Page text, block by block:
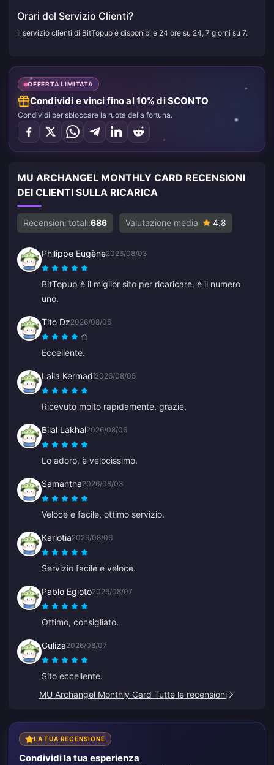
Orari del Servizio Clienti?
Il servizio clienti di BitTopup è disponibile 24 ore su 24, 7 giorni su 7.
OFFERTA LIMITATA
Condividi e vinci fino al 10% di SCONTO
Condividi per sbloccare la ruota della fortuna.
MU ARCHANGEL MONTHLY CARD RECENSIONI
DEI CLIENTI SULLA RICARICA
Recensioni totali:686 Valutazione media 4.8
Philippe Eugène2026/08/03
BitTopup è il miglior sito per ricaricare, è il numero
uno.
Tito Dz2026/08/06
Eccellente.
Laila Kermadi2026/08/05
Ricevuto molto rapidamente, grazie.
Bilal Lakhal2026/08/06
Lo adoro, è velocissimo.
Samantha2026/08/03
Veloce e facile, ottimo servizio.
Karlotia2026/08/06
Servizio facile e veloce.
Pablo Egioto2026/08/07
Ottimo, consigliato.
Guliza2026/08/07
Sito eccellente.
MU Archangel Monthly Card Tutte le recensioni
LA TUA RECENSIONE
Condividi la tua esperienza